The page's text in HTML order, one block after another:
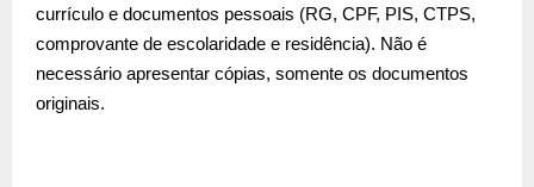
currículo e documentos pessoais (RG, CPF, PIS, CTPS,
comprovante de escolaridade e residência). Não é
necessário apresentar cópias, somente os documentos
originais.